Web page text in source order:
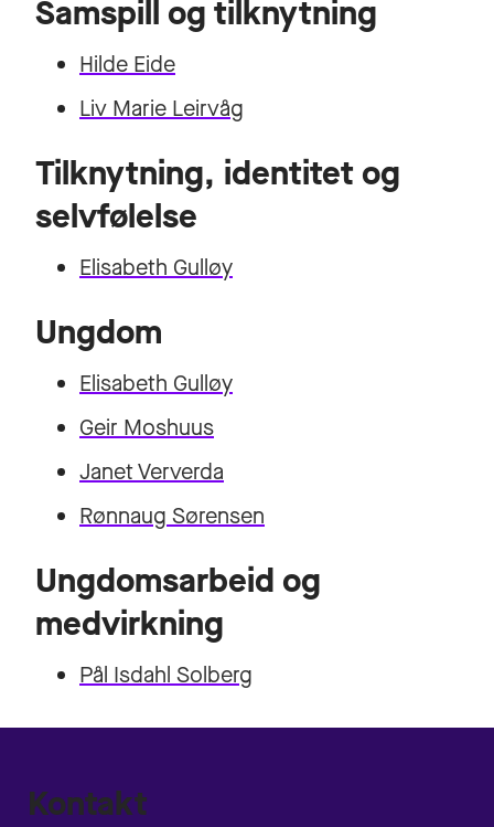
Samspill og tilknytning
Hilde Eide
Liv Marie Leirvåg
Tilknytning, identitet og
selvfølelse
Elisabeth Gulløy
Ungdom
Elisabeth Gulløy
Geir Moshuus
Janet Ververda
Rønnaug Sørensen
Ungdomsarbeid og
medvirkning
Pål Isdahl Solberg
Kontakt